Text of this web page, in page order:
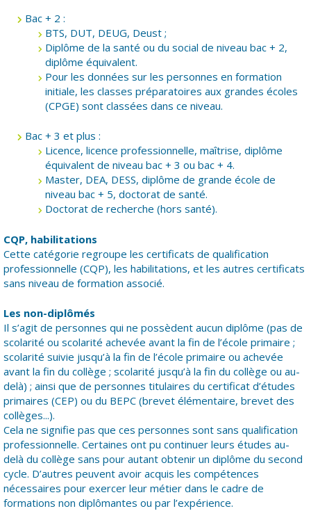
Bac + 2 :
BTS, DUT, DEUG, Deust ;
Diplôme de la santé ou du social de niveau bac + 2,
diplôme équivalent.
Pour les données sur les personnes en formation
initiale, les classes préparatoires aux grandes écoles
(CPGE) sont classées dans ce niveau.
Bac + 3 et plus :
Licence, licence professionnelle, maîtrise, diplôme
équivalent de niveau bac + 3 ou bac + 4.
Master, DEA, DESS, diplôme de grande école de
niveau bac + 5, doctorat de santé.
Doctorat de recherche (hors santé).
CQP, habilitations
Cette catégorie regroupe les certificats de qualification
professionnelle (CQP), les habilitations, et les autres certificats
sans niveau de formation associé.
Les non-diplômés
Il s’agit de personnes qui ne possèdent aucun diplôme (pas de
scolarité ou scolarité achevée avant la fin de l’école primaire ;
scolarité suivie jusqu’à la fin de l’école primaire ou achevée
avant la fin du collège ; scolarité jusqu’à la fin du collège ou au-
delà) ; ainsi que de personnes titulaires du certificat d’études
primaires (CEP) ou du BEPC (brevet élémentaire, brevet des
collèges...).
Cela ne signifie pas que ces personnes sont sans qualification
professionnelle. Certaines ont pu continuer leurs études au-
delà du collège sans pour autant obtenir un diplôme du second
cycle. D’autres peuvent avoir acquis les compétences
nécessaires pour exercer leur métier dans le cadre de
formations non diplômantes ou par l’expérience.